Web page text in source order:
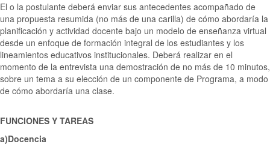
El o la postulante deberá enviar sus antecedentes acompañado de
una propuesta resumida (no más de una carilla) de cómo abordaría la
planificación y actividad docente bajo un modelo de enseñanza virtual
desde un enfoque de formación integral de los estudiantes y los
lineamientos educativos institucionales. Deberá realizar en el
momento de la entrevista una demostración de no más de 10 minutos,
sobre un tema a su elección de un componente de Programa, a modo
de cómo abordaría una clase.
FUNCIONES Y TAREAS
a)Docencia